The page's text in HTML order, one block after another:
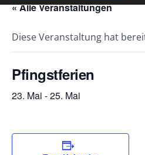
« Alle Veranstaltungen
Diese Veranstaltung hat
Pfingstferien
23. Mai -25. Mai